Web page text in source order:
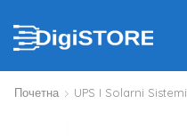
Почетна UPS I Solarni Sistemi